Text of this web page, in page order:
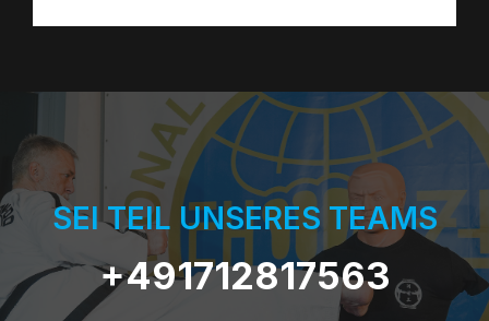
SEI TEIL UNSERES TEAMS
+491712817563